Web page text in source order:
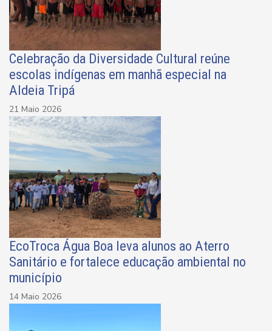
Celebração da Diversidade Cultural reúne
escolas indígenas em manhã especial na
Aldeia Tripá
21 Maio 2026
EcoTroca Água Boa leva alunos ao Aterro
Sanitário e fortalece educação ambiental no
município
14 Maio 2026